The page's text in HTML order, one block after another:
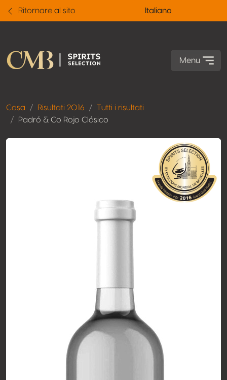
Ritornare al sito Italiano
Menu
Casa Risultati 2016
Tutti i risultati
Padró & Co Rojo Clásico